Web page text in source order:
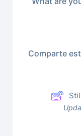
Comparte